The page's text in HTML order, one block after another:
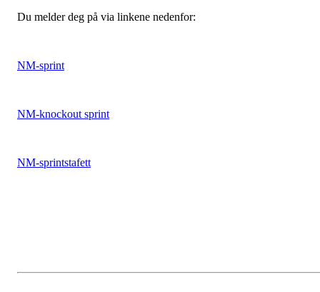
Du melder deg på via linkene nedenfor:
NM-sprint
NM-knockout sprint
NM-sprintstafett